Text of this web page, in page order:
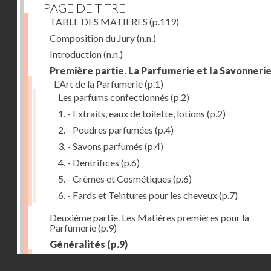
PAGE DE TITRE
TABLE DES MATIERES (p.119)
Composition du Jury(n.n.)
Introduction(n.n.)
Première partie. La Parfumerie et la Savonnerie
L'Art de la Parfumerie(p.1)
Les parfums confectionnés (p.2)
1. - Extraits, eaux de toilette, lotions (p.2)
2. - Poudres parfumées (p.4)
3. - Savons parfumés (p.4)
4. - Dentrifices (p.6)
5. - Crèmes et Cosmétiques (p.6)
6. - Fards et Teintures pour les cheveux(p.7)
Deuxième partie. Les Matières premières pour la
Parfumerie(p.9)
Généralités (p.9)
Les parfums naturels(p.10)